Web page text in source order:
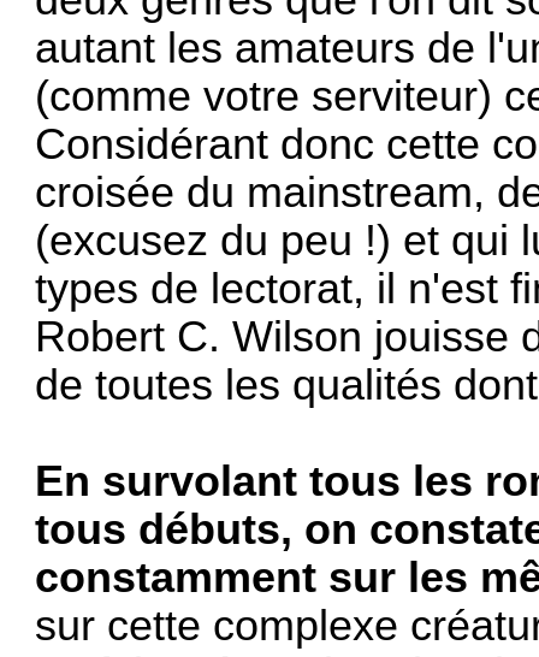
autant les amateurs de
(comme votre serviteur)
Considérant donc cette
croisée du mainstream,
(excusez du peu !) et qui
types de lectorat, il n'est
Robert C. Wilson jouisse
de toutes les qualités
En survolant tous les
tous débuts, on
constamment sur les
sur cette complexe